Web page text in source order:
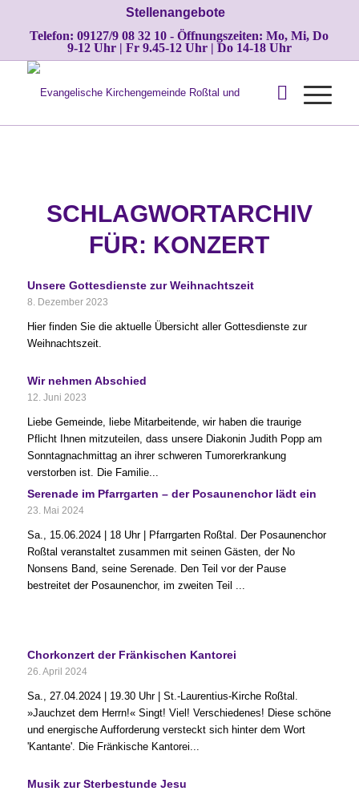
Stellenangebote
Telefon: 09127/9 08 32 10 - Öffnungszeiten: Mo, Mi, Do
9-12 Uhr | Fr 9.45-12 Uhr | Do 14-18 Uhr
SCHLAGWORTARCHIV
FÜR: KONZERT
Unsere Gottesdienste zur Weihnachtszeit
8. Dezember 2023
Hier finden Sie die aktuelle Übersicht aller Gottesdienste zur
Weihnachtszeit.
Wir nehmen Abschied
12. Juni 2023
Liebe Gemeinde, liebe Mitarbeitende, wir haben die traurige
Pflicht Ihnen mitzuteilen, dass unsere Diakonin Judith Popp am
Sonntagnachmittag an ihrer schweren Tumorerkrankung
verstorben ist. Die Familie...
Serenade im Pfarrgarten – der Posaunenchor lädt ein
23. Mai 2024
Sa., 15.06.2024 | 18 Uhr | Pfarrgarten Roßtal. Der Posaunenchor
Roßtal veranstaltet zusammen mit seinen Gästen, der No
Nonsens Band, seine Serenade. Den Teil vor der Pause
bestreitet der Posaunenchor, im zweiten Teil ...
Chorkonzert der Fränkischen Kantorei
26. April 2024
Sa., 27.04.2024 | 19.30 Uhr | St.-Laurentius-Kirche Roßtal.
»Jauchzet dem Herrn!« Singt! Viel! Verschiedenes! Diese schöne
und energische Aufforderung versteckt sich hinter dem Wort
'Kantante'. Die Fränkische Kantorei...
Musik zur Sterbestunde Jesu